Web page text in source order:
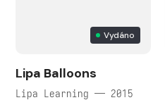
Vydáno
Lipa Balloons
Lipa Learning — 2015